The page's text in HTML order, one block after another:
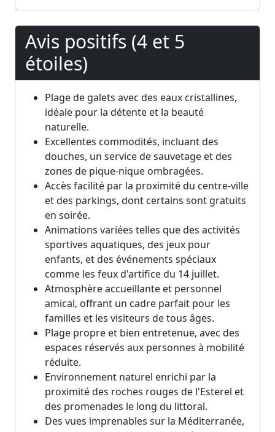
Avis positifs (4 et 5
étoiles)
Plage de galets avec des eaux cristallines,
idéale pour la détente et la beauté
naturelle.
Excellentes commodités, incluant des
douches, un service de sauvetage et des
zones de pique-nique ombragées.
Accès facilité par la proximité du centre-ville
et des parkings, dont certains sont gratuits
en soirée.
Animations variées telles que des activités
sportives aquatiques, des jeux pour
enfants, et des événements spéciaux
comme les feux d'artifice du 14 juillet.
Atmosphère accueillante et personnel
amical, offrant un cadre parfait pour les
familles et les visiteurs de tous âges.
Plage propre et bien entretenue, avec des
espaces réservés aux personnes à mobilité
réduite.
Environnement naturel enrichi par la
proximité des roches rouges de l'Esterel et
des promenades le long du littoral.
Des vues imprenables sur la Méditerranée,